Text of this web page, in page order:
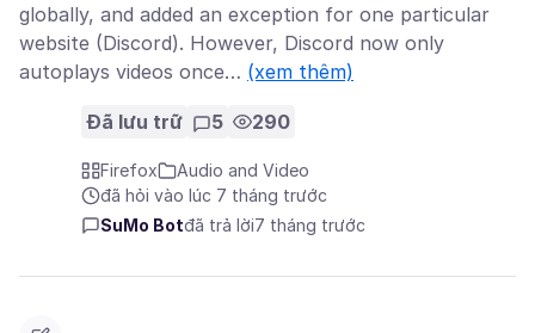
globally, and added an exception for one particular
website (Discord). However, Discord now only
autoplays videos once… (xem thêm)
Đã lưu trữ 5 290
Firefox
Audio and Video
đã hỏi vào lúc 7 tháng trước
SuMo Botđã trả lời7 tháng trước